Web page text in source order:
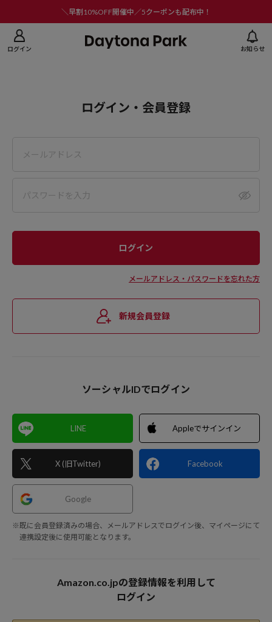
＼早割10%OFF開催中／5クーポンも配布中！
ログイン お知らせ
ログイン・会員登録
メールアドレス・パスワードを忘れた方
新規会員登録
ソーシャルIDでログイン
LINE
X (旧Twitter)
Appleでサインイン
Facebook
Google
※既に会員登録済みの場合、メールアドレスでログイン後、マイページにて
連携設定後に使用可能となります。
Amazon.co.jpの登録情報を利用して
ログイン